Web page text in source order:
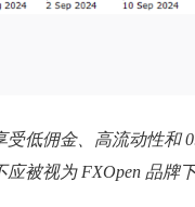
受低佣金、高流动性和
被视为 FXOpen 品